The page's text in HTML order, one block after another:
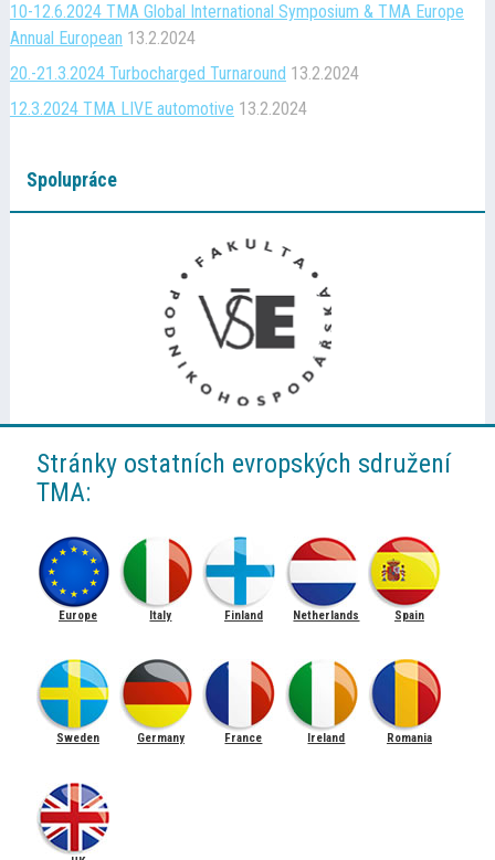
10-12.6.2024 TMA Global International Symposium & TMA Europe
Annual European 13.2.2024
20.-21.3.2024 Turbocharged Turnaround 13.2.2024
12.3.2024 TMA LIVE automotive 13.2.2024
Spolupráce
Stránky ostatních evropských sdružení
TMA:
Europe Italy Finland Netherlands Spain
Sweden Germany France Ireland Romania